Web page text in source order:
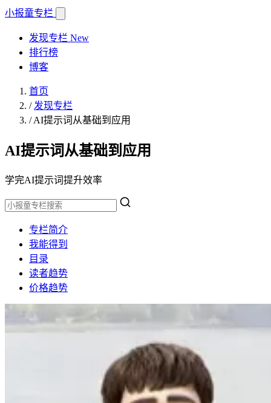
小报童专栏
发现专栏 New
排行榜
博客
首页
/ 发现专栏
/AI提示词从基础到应用
AI提示词从基础到应用
学完AI提示词提升效率
专栏简介
我能得到
目录
读者趋势
价格趋势